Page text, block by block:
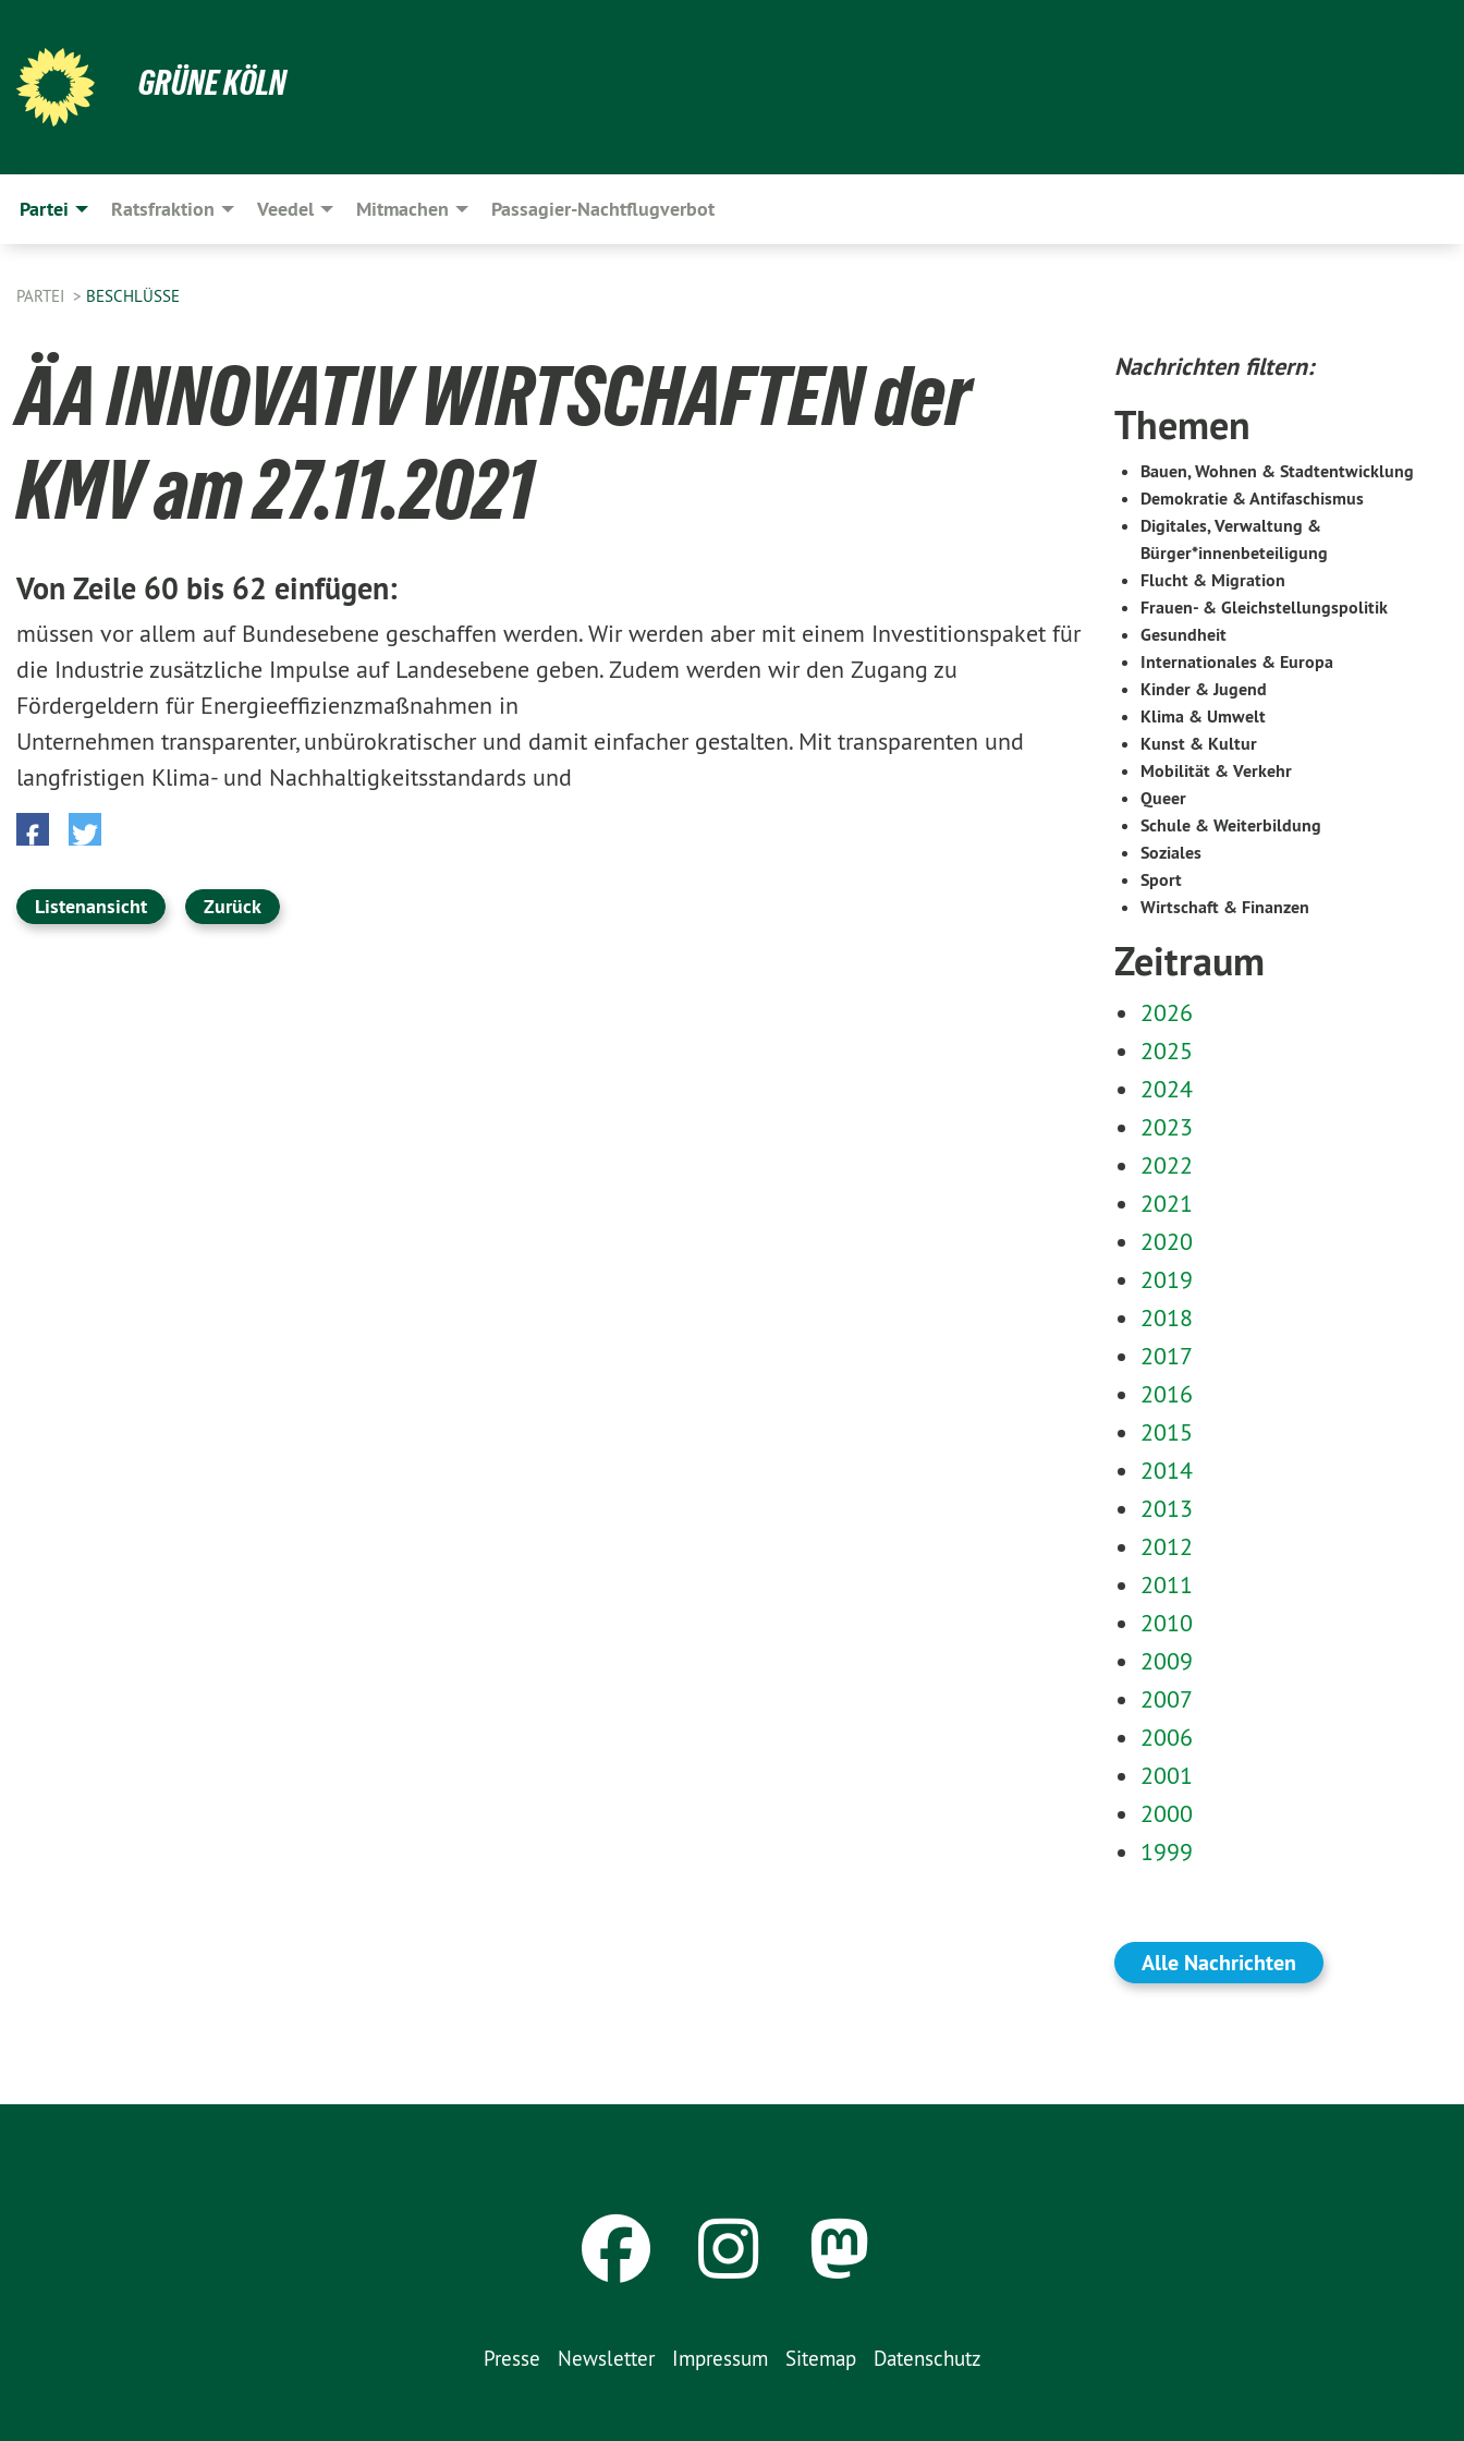
GRÜNE KÖLN
Partei Ratsfraktion Veedel Mitmachen Passagier-Nachtflugverbot
PARTEI BESCHLÜSSE
ÄA INNOVATIV WIRTSCHAFTEN der
KMV am 27.11.2021
Von Zeile 60 bis 62 einfügen:
müssen vor allem auf Bundesebene geschaffen werden. Wir werden aber mit einem Investitionspaket für
die Industrie zusätzliche Impulse auf Landesebene geben. Zudem werden wir den Zugang zu
Fördergeldern für Energieeffizienzmaßnahmen in
Unternehmen transparenter, unbürokratischer und damit einfacher gestalten. Mit transparenten und
langfristigen Klima- und Nachhaltigkeitsstandards und
Listenansicht Zurück
Nachrichten filtern:
Themen
Bauen, Wohnen & Stadtentwicklung
Demokratie & Antifaschismus
Digitales, Verwaltung &
Bürger*innenbeteiligung
Flucht & Migration
Frauen- & Gleichstellungspolitik
Gesundheit
Internationales & Europa
Kinder & Jugend
Klima & Umwelt
Kunst & Kultur
Mobilität & Verkehr
Queer
Schule & Weiterbildung
Soziales
Sport
Wirtschaft & Finanzen
Zeitraum
2026
2025
2024
2023
2022
2021
2020
2019
2018
2017
2016
2015
2014
2013
2012
2011
2010
2009
2007
2006
2001
2000
1999
Alle Nachrichten
Presse Newsletter Impressum Sitemap Datenschutz